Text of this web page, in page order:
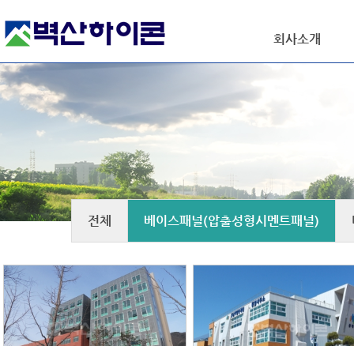
회사소개
전체 베이스패널(압출성형시멘트패널)